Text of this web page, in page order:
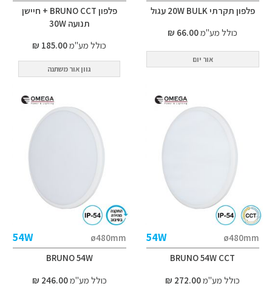
‭לוגע 20W BULK יתרקת ןופלפ‬
כולל מע"מ66.00 ₪
אור יום
פלפון BRUNO CCT + חיישן
תנועה 30W
כולל מע"מ185.00 ₪
גוון אור משתנה
ø480mm
54W
BRUNO 54W CCT
כולל מע"מ272.00 ₪
ø480mm
54W
BRUNO 54W
כולל מע"מ246.00 ₪